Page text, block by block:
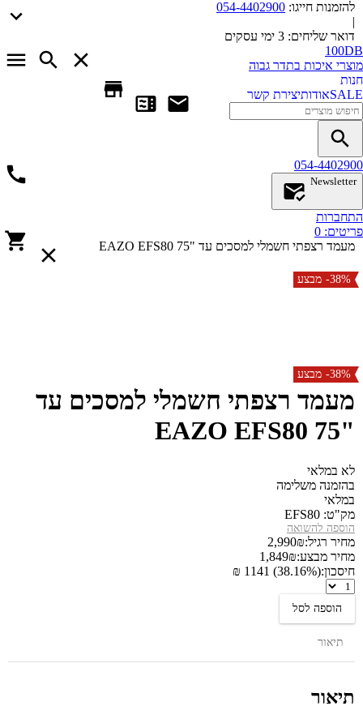
להזמנות חייגו: 054-4402900
|
דואר שליחים: 3 ימי עסקים
100DB
מוצרי איכות בתדר גבוה
חנות
SALEאודותיצירת קשר
054-4402900
Newsletter
התחברות
פריטים: 0
מבצע -38%
מעמד רצפתי חשמלי למסכים עד "75 EAZO EFS80
מבצע -38%
מעמד רצפתי חשמלי למסכים עד
"75 EAZO EFS80
לא במלאי
בהזמנה משלימה
במלאי
מק"ט: EFS80
הוספה להשואה
מחיר רגיל: 2,990₪
מחיר מבצע:
1,849₪
חיסכון:(38.16%) 1141 ₪
מעמד
חשמלי
למסכים
עד
הוספה לסל
תיאור
תיאור